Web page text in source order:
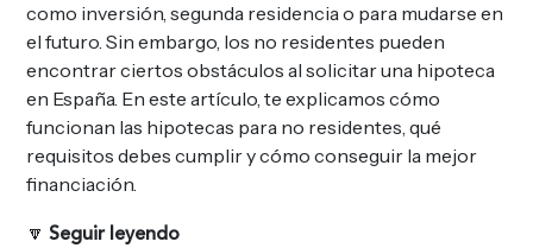
como inversión, segunda residencia o para mudarse en
el futuro. Sin embargo, los no residentes pueden
encontrar ciertos obstáculos al solicitar una hipoteca
en España. En este artículo, te explicamos cómo
funcionan las hipotecas para no residentes, qué
requisitos debes cumplir y cómo conseguir la mejor
financiación.
🔽Seguir leyendo